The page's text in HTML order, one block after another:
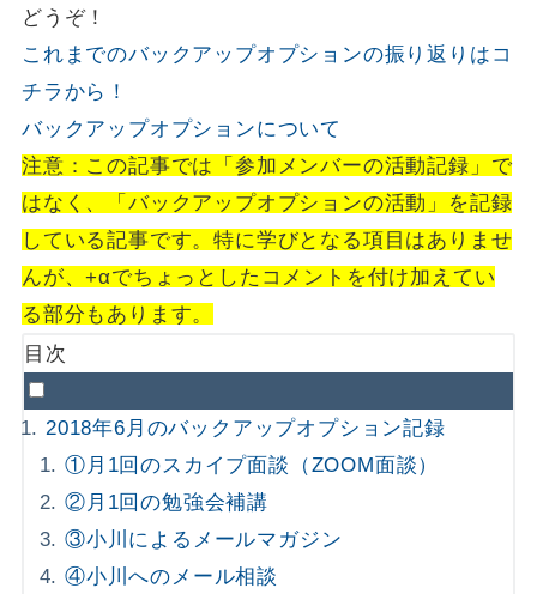
どうぞ！
これまでのバックアップオプションの振り返りはコ
チラから！
バックアップオプションについて
注意：この記事では「参加メンバーの活動記録」で
はなく、「バックアップオプションの活動」を記録
している記事です。特に学びとなる項目はありませ
んが、+αでちょっとしたコメントを付け加えてい
る部分もあります。
目次
2018年6月のバックアップオプション記録
①月1回のスカイプ面談（ZOOM面談）
②月1回の勉強会補講
③小川によるメールマガジン
④小川へのメール相談